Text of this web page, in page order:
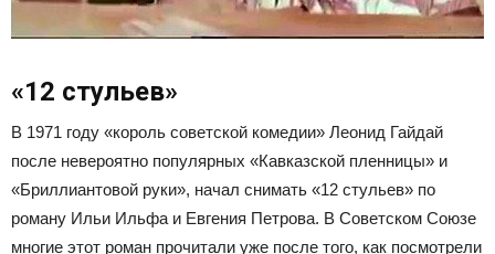
«12 стульев»
В 1971 году «король советской комедии» Леонид Гайдай
после невероятно популярных «Кавказской пленницы» и
«Бриллиантовой руки», начал снимать «12 стульев» по
роману Ильи Ильфа и Евгения Петрова. В Советском Союзе
многие этот роман прочитали уже после того, как посмотрели